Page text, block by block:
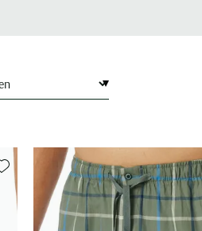
Toevoegen aan favorieten